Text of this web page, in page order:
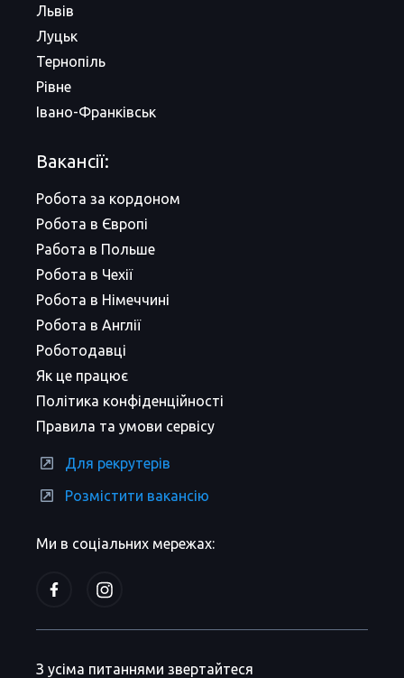
Ми в соціальних мережах:
Львів
Луцьк
Тернопіль
Рівне
Івано-Франківськ
Вакансії:
Робота за кордоном
Робота в Європі
Работа в Польше
Робота в Чехії
Робота в Німеччині
Робота в Англії
Роботодавці
Як це працює
Політика конфіденційності
Правила та умови сервісу
Для рекрутерів
Розмістити вакансію
З усіма питаннями звертайтеся